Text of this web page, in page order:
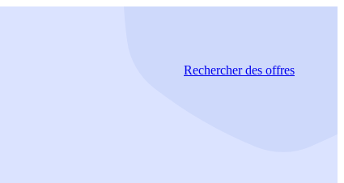
Rechercherdes offres